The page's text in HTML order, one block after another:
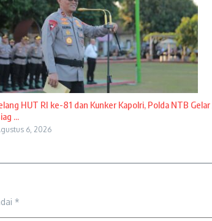
HUT RI ke-81 dan Kunker Kapolri, Polda NTB
...
6, 2026
*